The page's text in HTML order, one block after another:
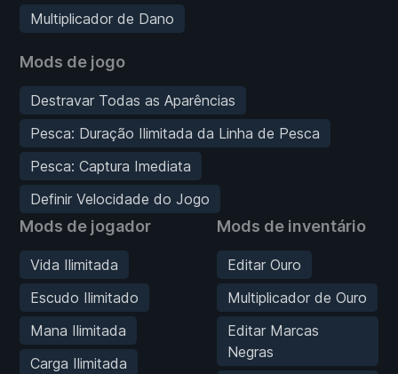
Multiplicador de Dano
Mods de jogo
Destravar Todas as Aparências
Pesca: Duração Ilimitada da Linha de Pesca
Pesca: Captura Imediata
Definir Velocidade do Jogo
Mods de jogador
Vida Ilimitada
Escudo Ilimitado
Mana Ilimitada
Carga Ilimitada
Mods de inventário
Editar Ouro
Multiplicador de Ouro
Editar Marcas
Negras